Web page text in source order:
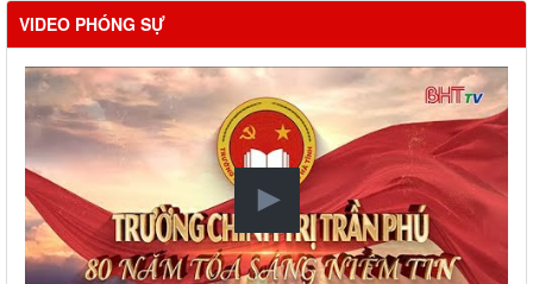
VIDEO PHÓNG SỰ